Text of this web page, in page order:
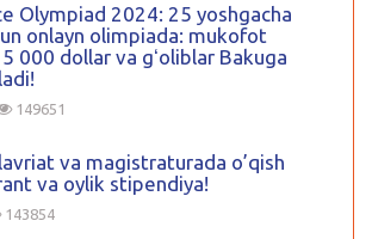
Olympiad 2024: 25 yoshgacha
onlayn olimpiada: mukofot
000 dollar va gʻoliblar Bakuga
149651
va magistraturada o’qish
va oylik stipendiya!
143854